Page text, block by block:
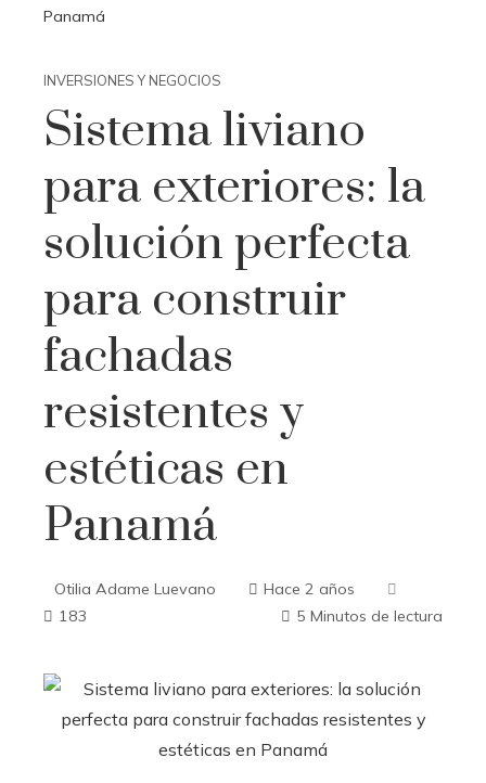
Panamá
INVERSIONES Y NEGOCIOS
Sistema liviano
para exteriores: la
solución perfecta
para construir
fachadas
resistentes y
estéticas en
Panamá
Otilia Adame Luevano
Hace 2 años
183
5 Minutos de lectura